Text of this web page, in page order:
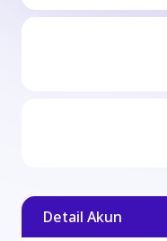
Detail Akun